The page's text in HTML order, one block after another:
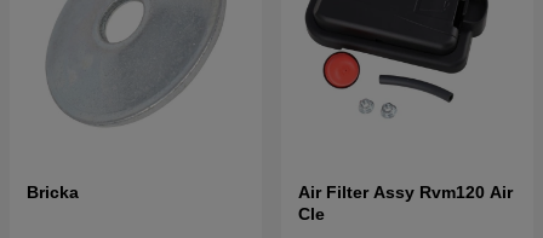
Bricka
Air Filter Assy Rvm120 Air
Cle